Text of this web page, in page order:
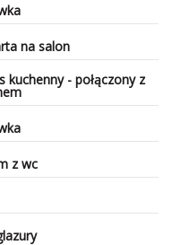
na salon
kuchenny - połączony z
z wc